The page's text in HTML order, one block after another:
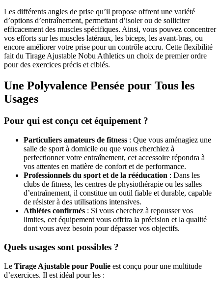
Les différents angles de prise qu’il propose offrent une variété
d’options d’entraînement, permettant d’isoler ou de solliciter
efficacement des muscles spécifiques. Ainsi, vous pouvez concentrer
vos efforts sur les muscles latéraux, les biceps, les avant-bras, ou
encore améliorer votre prise pour un contrôle accru. Cette flexibilité
fait du Tirage Ajustable Nobu Athletics un choix de premier ordre
pour des exercices précis et ciblés.
Une Polyvalence Pensée pour Tous les
Usages
Pour qui est conçu cet équipement ?
Particuliers amateurs de fitness : Que vous aménagiez une
salle de sport à domicile ou que vous cherchiez à
perfectionner votre entraînement, cet accessoire répondra à
vos attentes en matière de confort et de performance.
Professionnels du sport et de la rééducation : Dans les
clubs de fitness, les centres de physiothérapie ou les salles
d’entraînement, il constitue un outil fiable et durable, capable
de résister à des utilisations intensives.
Athlètes confirmés : Si vous cherchez à repousser vos
limites, cet équipement vous offrira la précision et la qualité
dont vous avez besoin pour dépasser vos objectifs.
Quels usages sont possibles ?
Le Tirage Ajustable pour Poulie est conçu pour une multitude
d’exercices. Il est idéal pour les :